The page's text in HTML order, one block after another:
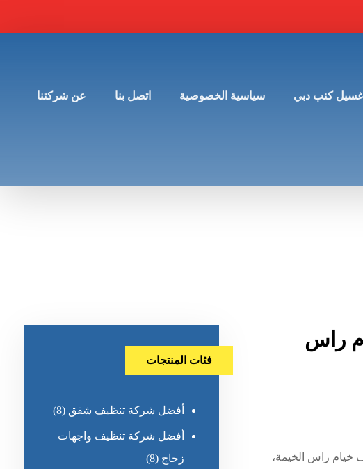
كنب دبي سياسية الخصوصية اتصل بنا عن شركتنا
راس
خيام راس الخيمة،
فئات المنتجات
أفضل شركة تنظيف شقق (8)
أفضل شركة تنظيف واجهات
زجاج (8)